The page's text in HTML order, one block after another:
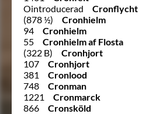
Ointroducerad
Cronflycht
(878 ½)
Cronhielm
94
Cronhielm
55
Cronhielm af Flosta
(322 B)
Cronhjort
107
Cronhjort
381
Cronlood
748
Cronman
1221
Cronmarck
866
Cronsköld